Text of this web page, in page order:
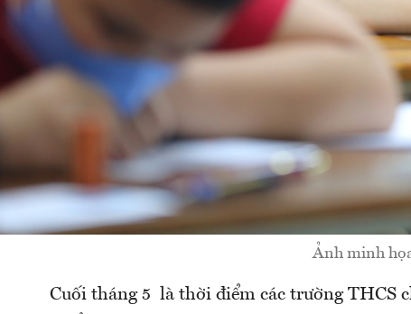
Ảnh minh
Cuối tháng 5 là thời điểm các trường THCS